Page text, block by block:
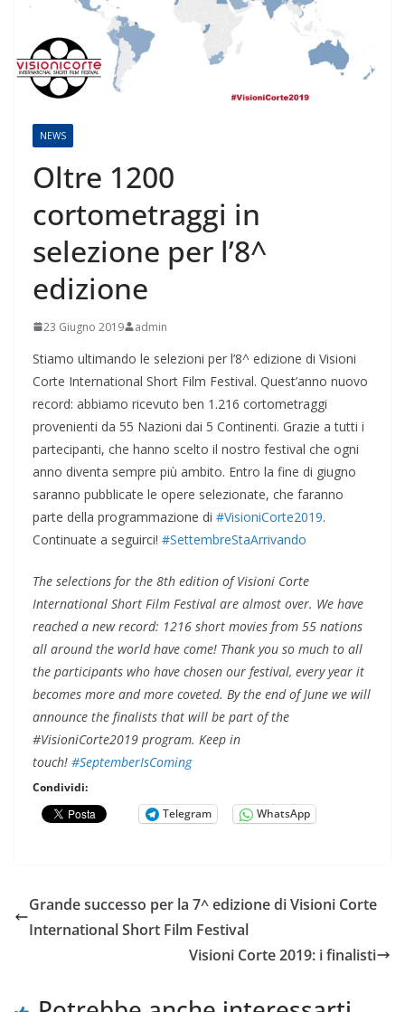
NEWS
Oltre 1200
cortometraggi in
selezione per l’8^
edizione
23 Giugno 2019 admin
Stiamo ultimando le selezioni per l’8^ edizione di Visioni
Corte International Short Film Festival. Quest’anno nuovo
record: abbiamo ricevuto ben 1.216 cortometraggi
provenienti da 55 Nazioni dai 5 Continenti. Grazie a tutti i
partecipanti, che hanno scelto il nostro festival che ogni
anno diventa sempre più ambito. Entro la fine di giugno
saranno pubblicate le opere selezionate, che faranno
parte della programmazione di #VisioniCorte2019.
Continuate a seguirci! #SettembreStaArrivando
The selections for the 8th edition of Visioni Corte
International Short Film Festival are almost over. We have
reached a new record: 1216 short movies from 55 nations
all around the world have come! Thank you so much to all
the participants who have chosen our festival, every year it
becomes more and more coveted. By the end of June we will
announce the finalists that will be part of the
#VisioniCorte2019 program. Keep in
touch! #SeptemberIsComing
Condividi:
Telegram
WhatsApp
Grande successo per la 7^ edizione di Visioni Corte
International Short Film Festival
Visioni Corte 2019: i finalisti